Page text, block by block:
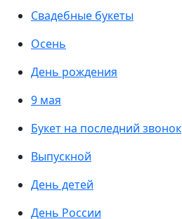
Свадебные букеты
Осень
День рождения
9 мая
Букет на последний звонок
Выпускной
День детей
День России